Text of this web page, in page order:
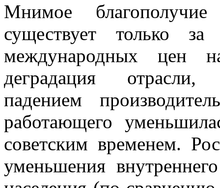
Мнимое
существует только за
международных цен
деградация
падением
работающего
советским временем.
уменьшения